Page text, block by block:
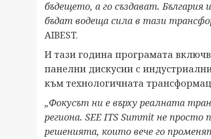
бъдещето, а го създават.
бъдат водеща сила в тази
AIBEST.
И тази година програмата
панелни дискусии с
към технологичната
„Фокусът ни е върху реалната
региона. SEE ITS Summit не
решенията, които вече го